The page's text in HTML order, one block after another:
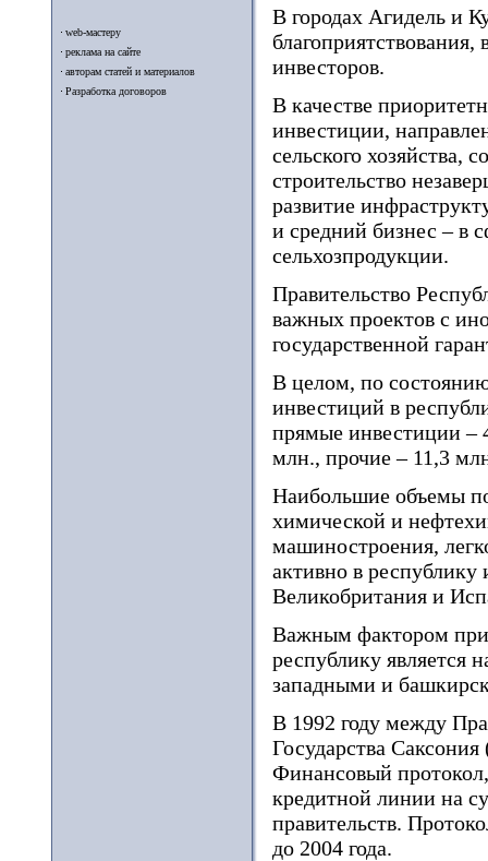
web-мастеру
реклама на сайте
авторам статей и материалов
Разработка договоров
В городах Агидель и
инвесторов.
В качестве
инвестиции,
сельского хозяйства,
строительство
развитие
и средний бизнес – в
сельхозпродукции.
Правительство
важных проектов с
государственной
В целом, по
инвестиций в
прямые инвестиции –
млн., прочие – 11,3
Наибольшие объемы
химической и
машиностроения,
активно в
Великобритания и
Важным фактором
республику является
западными и
В 1992 году между
Государства
Финансовый
кредитной линии на
правительств.
до 2004 года.